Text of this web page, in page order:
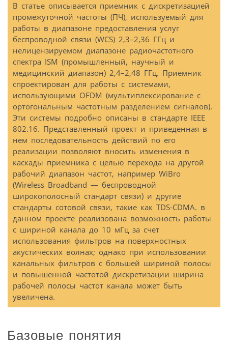
В статье описывается приемник с дискретизацией
промежуточной частоты (ПЧ), используемый для
работы в диапазоне предоставления услуг
беспроводной связи (WCS) 2,3–2,36 ГГц и
нелицензируемом диапазоне pадиочастотного
спектра ISM (промышленный, научный и
медицинский диапазон) 2,4–2,48 ГГц. Приемник
спроектирован для работы с системами,
использующими OFDM (мультиплексирование с
ортогональным частотным разделением сигналов).
Эти системы подробно описаны в стандарте IEEE
802.16. Представленный проект и приведенная в
нем последовательность действий по его
реализации позволяют вносить изменения в
каскады приемника с целью перехода на другой
рабочий диапазон частот, например WiBro
(Wireless Broadband — беспроводной
широкополосный стандарт связи) и другие
стандарты сотовой связи, такие как TDS-CDMA. в
данном проекте реализована возможность работы
с шириной канала до 10 мГц за счет
использования фильтров на поверхностных
акустических волнах; однако при использовании
канальных фильтров с большей шириной полосы
и повышенной частотой дискретизации ширина
рабочей полосы частот канала может быть
увеличена.
Базовые понятия